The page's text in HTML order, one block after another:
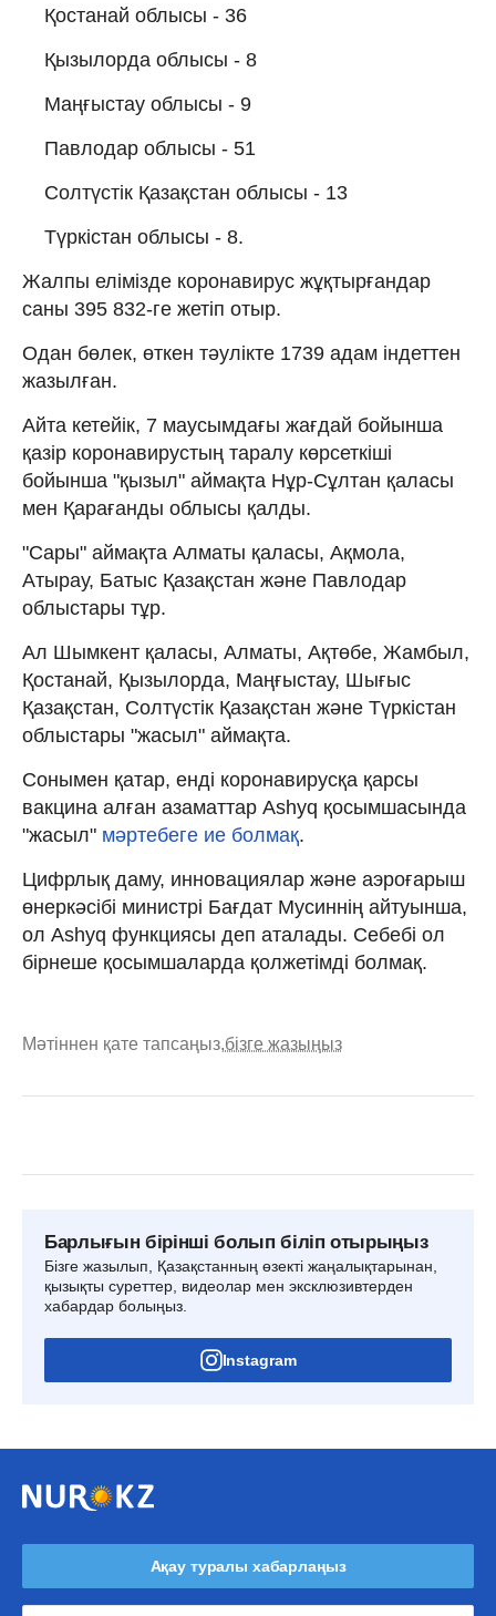
Қостанай облысы - 36
Қызылорда облысы - 8
Маңғыстау облысы - 9
Павлодар облысы - 51
Солтүстік Қазақстан облысы - 13
Түркістан облысы - 8.
Жалпы елімізде коронавирус жұқтырғандар
саны 395 832-ге жетіп отыр.
Одан бөлек, өткен тәулікте 1739 адам індеттен
жазылған.
Айта кетейік, 7 маусымдағы жағдай бойынша
қазір коронавирустың таралу көрсеткіші
бойынша "қызыл" аймақта Нұр-Сұлтан қаласы
мен Қарағанды облысы қалды.
"Сары" аймақта Алматы қаласы, Ақмола,
Атырау, Батыс Қазақстан және Павлодар
облыстары тұр.
Ал Шымкент қаласы, Алматы, Ақтөбе, Жамбыл,
Қостанай, Қызылорда, Маңғыстау, Шығыс
Қазақстан, Солтүстік Қазақстан және Түркістан
облыстары "жасыл" аймақта.
Сонымен қатар, енді коронавирусқа қарсы
вакцина алған азаматтар Ashyq қосымшасында
"жасыл" мәртебеге ие болмақ.
Цифрлық даму, инновациялар және аэроғарыш
өнеркәсібі министрі Бағдат Мусиннің айтуынша,
ол Ashyq функциясы деп аталады. Себебі ол
бірнеше қосымшаларда қолжетімді болмақ.
Мәтіннен қате тапсаңыз,бізге жазыңыз
Барлығын бірінші болып біліп отырыңыз
Бізге жазылып, Қазақстанның өзекті жаңалықтарынан,
қызықты суреттер, видеолар мен эксклюзивтерден
хабардар болыңыз.
Instagram
Ақау туралы хабарлаңыз